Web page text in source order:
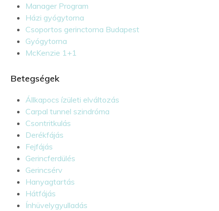
Manager Program
Házi gyógytorna
Csoportos gerinctorna Budapest
Gyógytorna
McKenzie 1+1
Betegségek
Állkapocs ízületi elváltozás
Carpal tunnel szindróma
Csontritkulás
Derékfájás
Fejfájás
Gerincferdülés
Gerincsérv
Hanyagtartás
Hátfájás
Ínhüvelygyulladás